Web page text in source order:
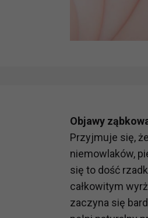
Objawy
Przyjmuje się,
niemowlaków,
się to dość
całkowitym
zaczyna się